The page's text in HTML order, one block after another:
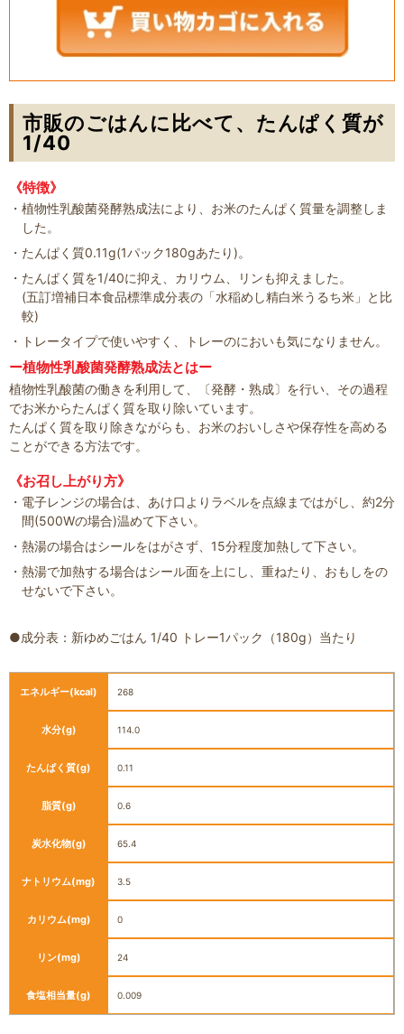
市販のごはんに比べて、たんぱく質が
1/40
《特徴》
植物性乳酸菌発酵熟成法により、お米のたんぱく質量を調整しま
した。
たんぱく質0.11g(1パック180gあたり)。
たんぱく質を1/40に抑え、カリウム、リンも抑えました。
(五訂増補日本食品標準成分表の「水稲めし精白米うるち米」と比
較)
トレータイプで使いやすく、トレーのにおいも気になりません。
ー植物性乳酸菌発酵熟成法とはー
植物性乳酸菌の働きを利用して、〔発酵・熟成〕を行い、その過程
でお米からたんぱく質を取り除いています。
たんぱく質を取り除きながらも、お米のおいしさや保存性を高める
ことができる方法です。
《お召し上がり方》
電子レンジの場合は、あけ口よりラベルを点線まではがし、約2分
間(500Wの場合)温めて下さい。
熱湯の場合はシールをはがさず、15分程度加熱して下さい。
熱湯で加熱する場合はシール面を上にし、重ねたり、おもしをの
せないで下さい。
●成分表：新ゆめごはん 1/40 トレー1パック（180g）当たり
エネルギー(kcal)
水分(g)
たんぱく質(g)
脂質(g)
炭水化物(g)
ナトリウム(mg)
カリウム(mg)
リン(mg)
食塩相当量(g)
268
114.0
0.11
0.6
65.4
3.5
0
24
0.009